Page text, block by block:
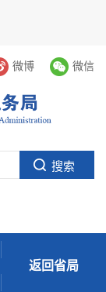
微博 微信
返回省局